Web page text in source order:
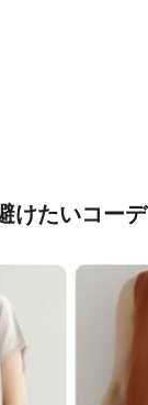
けたいコーデ